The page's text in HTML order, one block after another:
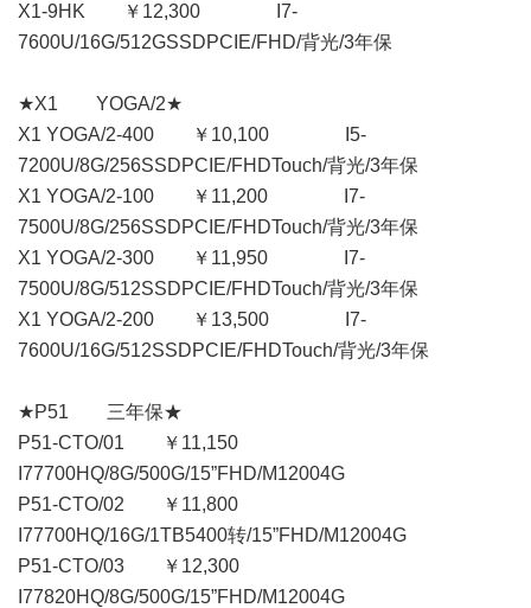
X1-9HK ￥12,300 I7-
7600U/16G/512GSSDPCIE/FHD/背光/3年保
★X1 YOGA/2★
X1 YOGA/2-400 ￥10,100 I5-
7200U/8G/256SSDPCIE/FHDTouch/背光/3年保
X1 YOGA/2-100 ￥11,200 I7-
7500U/8G/256SSDPCIE/FHDTouch/背光/3年保
X1 YOGA/2-300 ￥11,950 I7-
7500U/8G/512SSDPCIE/FHDTouch/背光/3年保
X1 YOGA/2-200 ￥13,500 I7-
7600U/16G/512SSDPCIE/FHDTouch/背光/3年保
★P51 三年保★
P51-CTO/01 ￥11,150
I77700HQ/8G/500G/15”FHD/M12004G
P51-CTO/02 ￥11,800
I77700HQ/16G/1TB5400转/15”FHD/M12004G
P51-CTO/03 ￥12,300
I77820HQ/8G/500G/15”FHD/M12004G